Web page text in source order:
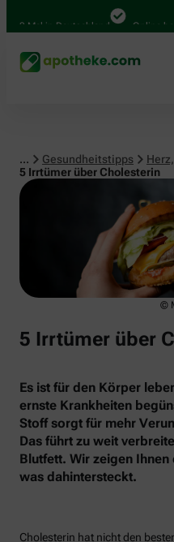
Mal in Deutschland Online bei
... Gesundheitstipps
5 Irrtümer über Cholesterin
Herz, Kreislauf &
©
5 Irrtümer über
Es ist für den Körper
ernste Krankheiten
Stoff sorgt für mehr
Das führt zu weit
Blutfett. Wir zeigen
was dahintersteckt.
Cholesterin hat nicht den